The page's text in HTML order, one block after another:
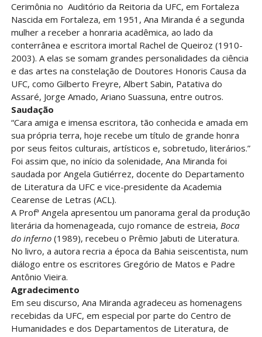
Cerimônia no Auditório da Reitoria da UFC, em Fortaleza
Nascida em Fortaleza, em 1951, Ana Miranda é a segunda
mulher a receber a honraria acadêmica, ao lado da
conterrânea e escritora imortal Rachel de Queiroz (1910-
2003). A elas se somam grandes personalidades da ciência
e das artes na constelação de Doutores Honoris Causa da
UFC, como Gilberto Freyre, Albert Sabin, Patativa do
Assaré, Jorge Amado, Ariano Suassuna, entre outros.
Saudação
“Cara amiga e imensa escritora, tão conhecida e amada em
sua própria terra, hoje recebe um título de grande honra
por seus feitos culturais, artísticos e, sobretudo, literários.”
Foi assim que, no início da solenidade, Ana Miranda foi
saudada por Angela Gutiérrez, docente do Departamento
de Literatura da UFC e vice-presidente da Academia
Cearense de Letras (ACL).
A Profª Angela apresentou um panorama geral da produção
literária da homenageada, cujo romance de estreia, Boca
do inferno(1989), recebeu o Prêmio Jabuti de Literatura.
No livro, a autora recria a época da Bahia seiscentista, num
diálogo entre os escritores Gregório de Matos e Padre
Antônio Vieira.
Agradecimento
Em seu discurso, Ana Miranda agradeceu as homenagens
recebidas da UFC, em especial por parte do Centro de
Humanidades e dos Departamentos de Literatura, de